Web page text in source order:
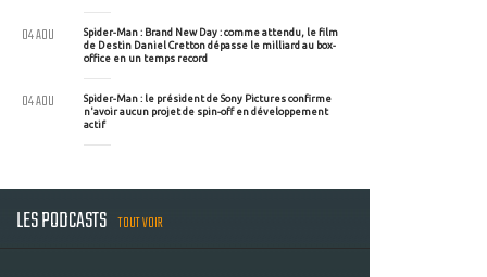
Spider-Man : Brand New Day : comme attendu, le film
de Destin Daniel Cretton dépasse le milliard au box-
office en un temps record
04 AOU
Spider-Man : le président de Sony Pictures confirme
n'avoir aucun projet de spin-off en développement
actif
04 AOU
LES PODCASTS TOUT VOIR